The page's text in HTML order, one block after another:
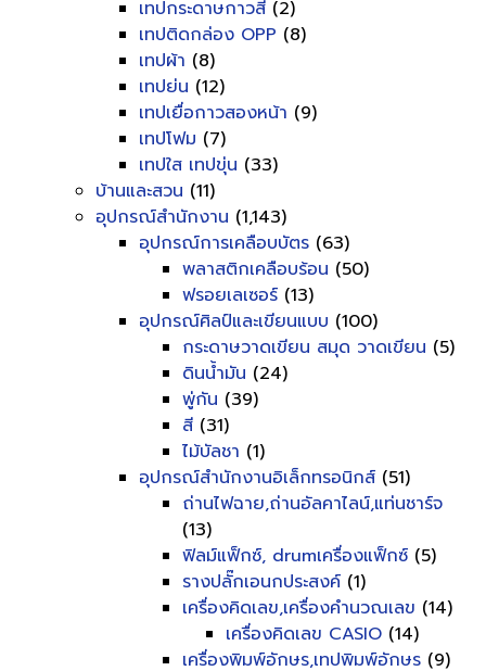
เทปกระดาษกาวสี (2)
เทปติดกล่อง OPP (8)
เทปผ้า (8)
เทปย่น (12)
เทปเยื่อกาวสองหน้า (9)
เทปโฟม (7)
เทปใส เทปขุ่น (33)
บ้านและสวน (11)
อุปกรณ์สำนักงาน (1,143)
อุปกรณ์การเคลือบบัตร (63)
พลาสติกเคลือบร้อน (50)
ฟรอยเลเซอร์ (13)
อุปกรณ์ศิลป์และเขียนแบบ (100)
กระดาษวาดเขียน สมุด วาดเขียน (5)
ดินน้ำมัน (24)
พู่กัน (39)
สี (31)
ไม้บัลชา (1)
อุปกรณ์สำนักงานอิเล็กทรอนิกส์ (51)
ถ่านไฟฉาย,ถ่านอัลคาไลน์,แท่นชาร์จ
(13)
ฟิลม์แฟ็กซ์, drumเครื่องแฟ็กซ์ (5)
รางปลั๊กเอนกประสงค์ (1)
เครื่องคิดเลข,เครื่องคำนวณเลข (14)
เครื่องคิดเลข CASIO (14)
เครื่องพิมพ์อักษร,เทปพิมพ์อักษร (9)